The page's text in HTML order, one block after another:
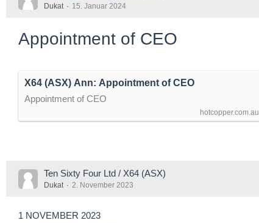
Dukat 15. Januar 2024
Appointment of CEO
X64 (ASX) Ann: Appointment of CEO
Appointment of CEO
hotcopper.com.au
Ten Sixty Four Ltd / X64 (ASX)
Dukat 2. November 2023
1 NOVEMBER 2023